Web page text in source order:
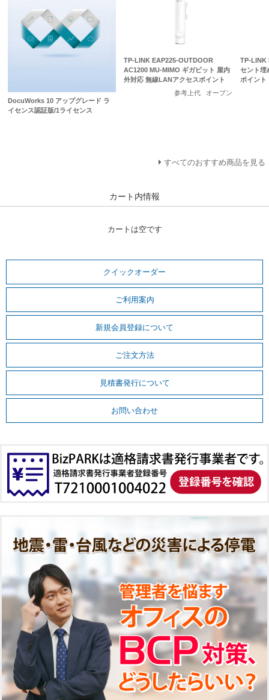
DocuWorks 10 アップグレード ラ
イセンス認証版/1ライセンス
TP-LINK EAP225-OUTDOOR
AC1200 MU-MIMO ギガビット 屋内
外対応 無線LANアクセスポイント
参考上代
オープン
TP-LINK
セント埋
ポイント
すべてのおすすめ商品を見る
カート内情報
カートは空です
クイックオーダー
ご利用案内
新規会員登録について
ご注文方法
見積書発行について
お問い合わせ